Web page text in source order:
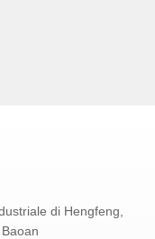
di Hengfeng,